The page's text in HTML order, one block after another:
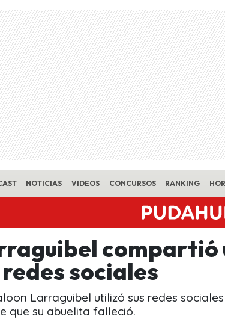
NOTICIAS VIDEOS CONCURSOS RANKING
sociales
Larraguibel utilizó sus redes
que su abuelita falleció.